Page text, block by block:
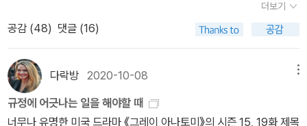
을 가진다는 것은 책임도 가진다는 것을 의미하는데...입맛이 쓰고 갈
길도 멀다. 다른 얘긴데,사람이 다른 한 사람에 대해 미치는 영향에
대해 생각해본다.절망과 좌절, 스스로를 믿지 못해 어쩔 줄 모르는 사
람에게 다른 사람이 해줄 수 있는 일.이 책에서 드러나는 많은 사례들
에서, 강간 피해자들은 자신이 강간당했다는 사실을 다른 사람들에게
잘 얘기하지 못한다. 얘기했을 때 듣게 될 말들이 두려워서. 그런데,
에 남아 있던 정액이 가해자의 것으로 밝혀지고, 마찬가지로 가해자
몸에 묻어 있던 혈흔과 피부 조직은 피해 여성의 것으로 확인도니다.
또한 피해자의 온몸에 난 상처들 역시, 사건 당시 가해자가 갖고 있던
흉기로 인한 것임이 판명되기에 이른다. 218쪽. 아마, 이 지경에까지
이르려면 강간을 입증하기 위해서는 목숨을 걸어야 할 판이다. 아니,
주로 목숨을 잃어야지만 강간살해가 되는지도 모르겠다. 이런 인식을
서 다양한 지식에의 접근성이 높아졌다. 하지만 이러한 간편함 때분
에 현대인들은 지식을 '습득'하는 것이 아닌 '소비'하는것에 가까워졌
다. 이런 요즘 문해력 논란이 잊을만하면 불거진다. 심심한 사과·질척
거리다 이런 뜻이었어…문해력 논란 | 한경닷컴 (hankyung.com)빠
르고 손쉬운 것에 쏠리는 소비문화, 맥락을 고려하지 않는 읽기는 몰
이해로 가는 지름길이다. 입시위주의 교육도 여기에 한몫했다고 생각
더보기
공감 (48) 댓글 (16)
다락방 2020-10-08
규정에 어긋나는 일을 해야할 때
너무나 유명한 미국 드라마 《그레이 아나토미》의 시즌 15, 19화 제목